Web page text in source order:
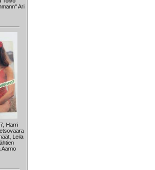
Ari
Harri
Leila
Aarno